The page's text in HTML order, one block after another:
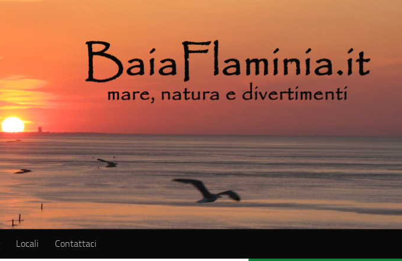
Locali Contattaci